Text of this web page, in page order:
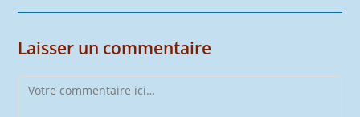
Laisser un commentaire
Comment